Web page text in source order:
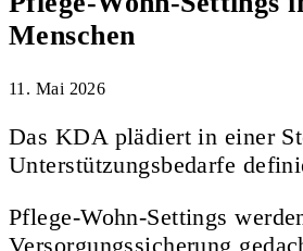
Menschen
11. Mai 2026
Das KDA plädiert in einer
Unterstützungsbedarfe
Pflege-Wohn-Settings
Versorgungssicherung